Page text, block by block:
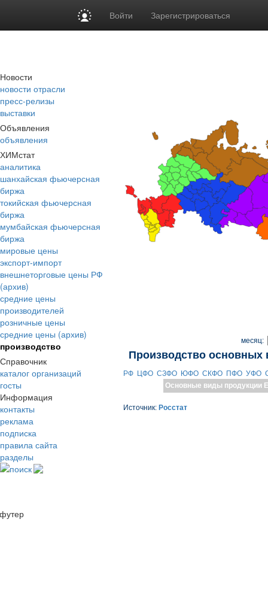
Войти Зарегистрироваться
Новости
новости отрасли
пресс-релизы
выставки
Объявления
объявления
ХИМстат
аналитика
шанхайская фьючерсная
биржа
токийская фьючерсная
биржа
мумбайская фьючерсная
биржа
мировые цены
экспорт-импорт
внешнеторговые цены РФ
(архив)
средние цены
производителей
розничные цены
средние цены (архив)
производство
Справочник
каталог организаций
госты
Информация
контакты
реклама
подписка
правила сайта
разделы
поиск
месяц:
Производство основных
РФ ЦФО СЗФО ЮФО СКФО ПФО УФО
Основные виды продукции
Источник: Росстат
футер